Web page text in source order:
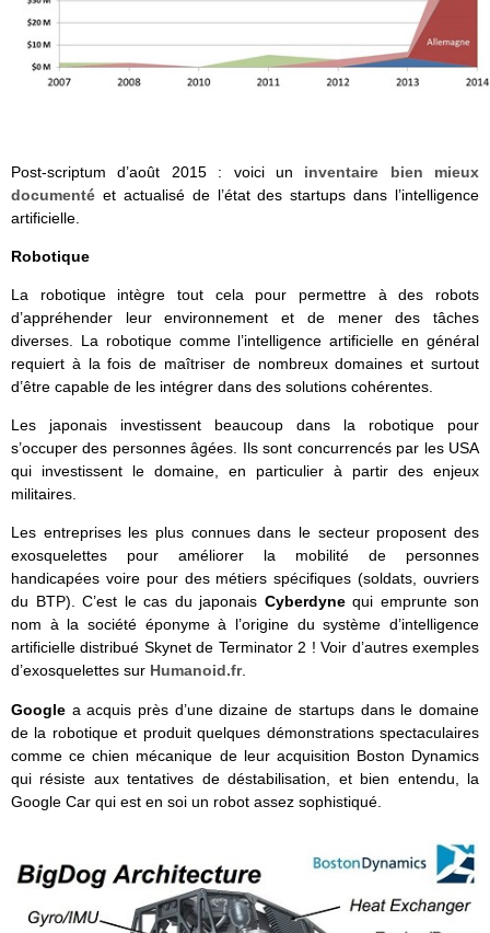
Post-scriptum d’août 2015 : voici un inventaire bien mieux
documenté et actualisé de l’état des startups dans l’intelligence
artificielle.
Robotique
La robotique intègre tout cela pour permettre à des robots
d’appréhender leur environnement et de mener des tâches
diverses. La robotique comme l’intelligence artificielle en général
requiert à la fois de maîtriser de nombreux domaines et surtout
d’être capable de les intégrer dans des solutions cohérentes.
Les japonais investissent beaucoup dans la robotique pour
s’occuper des personnes âgées. Ils sont concurrencés par les USA
qui investissent le domaine, en particulier à partir des enjeux
militaires.
Les entreprises les plus connues dans le secteur proposent des
exosquelettes pour améliorer la mobilité de personnes
handicapées voire pour des métiers spécifiques (soldats, ouvriers
du BTP). C’est le cas du japonais Cyberdyne qui emprunte son
nom à la société éponyme à l’origine du système d’intelligence
artificielle distribué Skynet de Terminator 2 ! Voir d’autres exemples
d’exosquelettes sur Humanoid.fr.
Google a acquis près d’une dizaine de startups dans le domaine
de la robotique et produit quelques démonstrations spectaculaires
comme ce chien mécanique de leur acquisition Boston Dynamics
qui résiste aux tentatives de déstabilisation, et bien entendu, la
Google Car qui est en soi un robot assez sophistiqué.